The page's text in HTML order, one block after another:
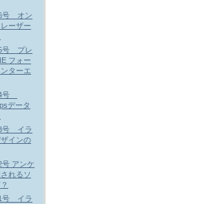
号 オン
ーザー
号 プレ
フォー
ターエ
号
データ
号 イラ
インの
号 アンケ
れるソ
号 イラ